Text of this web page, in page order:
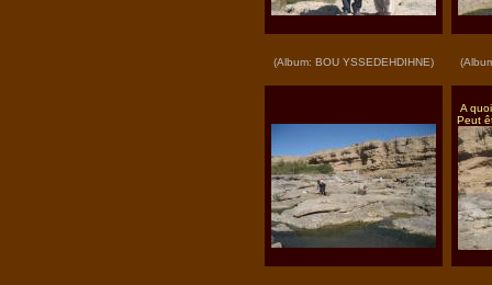
(Album: BOU YSSEDEHDIHNE)
A
Peut